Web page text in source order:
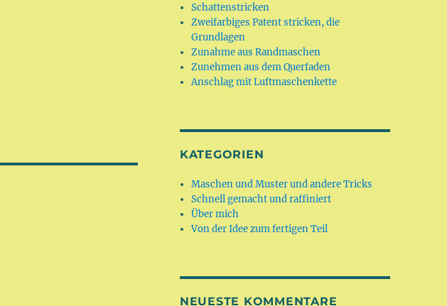
Schattenstricken
Zweifarbiges Patent stricken, die
Grundlagen
Zunahme aus Randmaschen
Zunehmen aus dem Querfaden
Anschlag mit Luftmaschenkette
KATEGORIEN
Maschen und Muster und andere Tricks
Schnell gemacht und raffiniert
Über mich
Von der Idee zum fertigen Teil
NEUESTE KOMMENTARE